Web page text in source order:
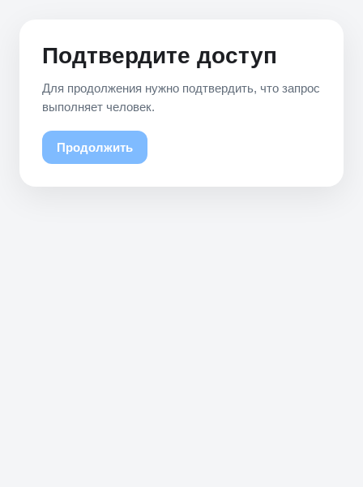
Подтвердите доступ
Для продолжения нужно подтвердить, что запрос
выполняет человек.
Продолжить